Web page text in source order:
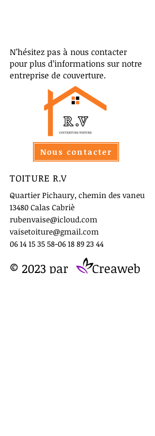
N’hésitez pas à nous contacter
pour plus d’informations sur notre
entreprise de couverture.
Nous contacter
TOITURE R.V
Quartier Pichaury, chemin des vaneu
13480 Calas Cabriè
rubenvaise@icloud.com
vaisetoiture@gmail.com
06 14 15 35 58-06 18 8923 44
© 2023 parCreaweb